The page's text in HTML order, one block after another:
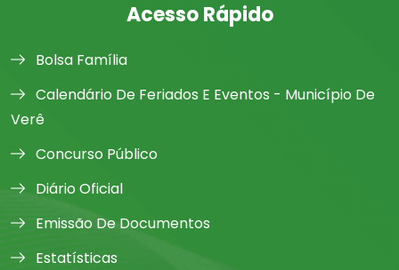
Acesso Rápido
Bolsa Família
Calendário De Feriados E Eventos - Município De
Verê
Concurso Público
Diário Oficial
Emissão De Documentos
Estatísticas